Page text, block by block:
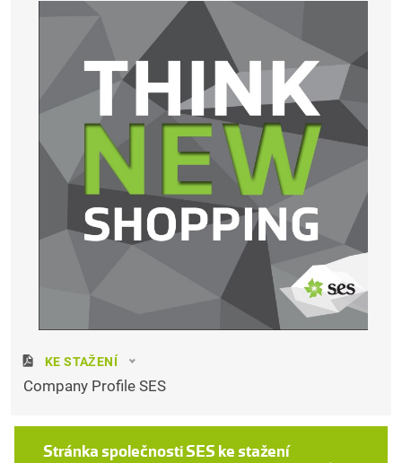
KE STAŽENÍ
Company Profile SES
Stránka společnosti SES ke stažení